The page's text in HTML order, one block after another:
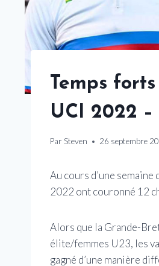
Temps
UCI 2022
Par Steven 26 septembre
Au cours d’une
2022 ont couronné 12
Alors que la Grande-
élite/femmes U23, les
gagné d’une manière